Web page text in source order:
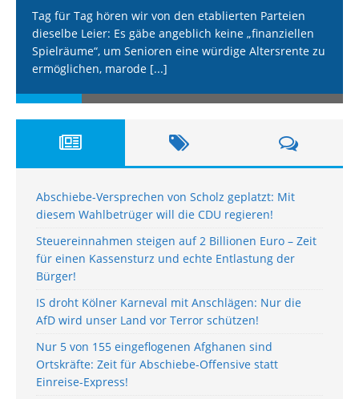
Tag für Tag hören wir von den etablierten Parteien
dieselbe Leier: Es gäbe angeblich keine „finanziellen
Spielräume“, um Senioren eine würdige Altersrente zu
ermöglichen, marode [...]
Abschiebe-Versprechen von Scholz geplatzt: Mit
diesem Wahlbetrüger will die CDU regieren!
Steuereinnahmen steigen auf 2 Billionen Euro – Zeit
für einen Kassensturz und echte Entlastung der
Bürger!
IS droht Kölner Karneval mit Anschlägen: Nur die
AfD wird unser Land vor Terror schützen!
Nur 5 von 155 eingeflogenen Afghanen sind
Ortskräfte: Zeit für Abschiebe-Offensive statt
Einreise-Express!